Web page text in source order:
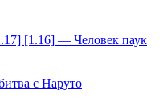
[1.16] — Человек паук
с Наруто